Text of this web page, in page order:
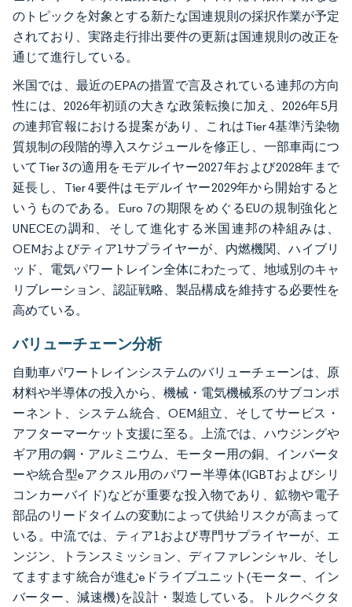
のトピックを対象とする新たな国連規則の採択作業が予定
されており、実路走行排出要件の更新は国連規則の改正を
通じて進行している。
米国では、最近のEPAの措置で言及されている連邦の方向
性には、2026年初頭の大きな政策転換に加え、2026年5月
の連邦官報における提案があり、これはTier 4基準汚染物
質規制の段階的導入スケジュールを修正し、一部車両につ
いてTier 3の適用をモデルイヤー2027年および2028年まで
延長し、Tier 4要件はモデルイヤー2029年から開始すると
いうものである。Euro 7の期限をめぐるEUの規制強化と
UNECEの調和、そして進化する米国連邦の枠組みは、
OEMおよびティア1サプライヤーが、内燃機関、ハイブリ
ッド、電気パワートレイン全体にわたって、地域別のキャ
リブレーション、認証戦略、製品構成を維持する必要性を
高めている。
バリューチェーン分析
自動車パワートレインシステムのバリューチェーンは、原
材料や半導体の投入から、機械・電気機械系のサブコンポ
ーネント、システム統合、OEM組立、そしてサービス・
アフターマーケット支援に至る。上流では、ハウジングや
ギア用の鋼・アルミニウム、モーター用の銅、インバータ
ーや統合型eアクスル用のパワー半導体(IGBTおよびシリ
コンカーバイド)などが重要な投入物であり、鉱物や電子
部品のリードタイムの変動によって供給リスクが高まって
いる。中流では、ティア1および専門サプライヤーが、エ
ンジン、トランスミッション、ディファレンシャル、そし
てますます統合が進むeドライブユニット(モーター、イン
バーター、減速機)を設計・製造している。トルクベクタ